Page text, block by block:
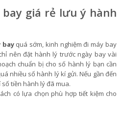
giá rẻ lưu ý hành
bayquá sớm, kinh nghiệm đi máy bay
nên đặt hành lý trước ngày bay vài
chuẩn bị cho số hành lý bạn cần
nhiều số hành lý kí gửi. Nếu gần đến
tiền hành lý đã mua.
có lựa chọn phù hợp tiết kiệm cho